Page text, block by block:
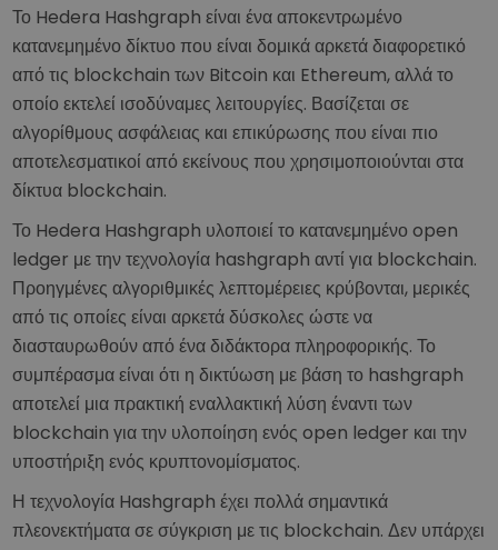
Το Hedera Hashgraph είναι ένα αποκεντρωμένο
κατανεμημένο δίκτυο που είναι δομικά αρκετά διαφορετικό
από τις blockchain των Bitcoin και Ethereum, αλλά το
οποίο εκτελεί ισοδύναμες λειτουργίες. Βασίζεται σε
αλγορίθμους ασφάλειας και επικύρωσης που είναι πιο
αποτελεσματικοί από εκείνους που χρησιμοποιούνται στα
δίκτυα blockchain.
Το Hedera Hashgraph υλοποιεί το κατανεμημένο open
ledger με την τεχνολογία hashgraph αντί για blockchain.
Προηγμένες αλγοριθμικές λεπτομέρειες κρύβονται, μερικές
από τις οποίες είναι αρκετά δύσκολες ώστε να
διασταυρωθούν από ένα διδάκτορα πληροφορικής. Το
συμπέρασμα είναι ότι η δικτύωση με βάση το hashgraph
αποτελεί μια πρακτική εναλλακτική λύση έναντι των
blockchain για την υλοποίηση ενός open ledger και την
υποστήριξη ενός κρυπτονομίσματος.
Η τεχνολογία Hashgraph έχει πολλά σημαντικά
πλεονεκτήματα σε σύγκριση με τις blockchain. Δεν υπάρχει